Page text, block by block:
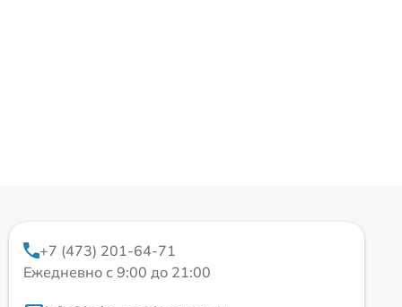
+7 (473) 201-64-71
Ежедневно с 9:00 до 21:00